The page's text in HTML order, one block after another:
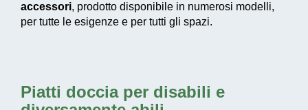
accessori, prodotto disponibile in numerosi modelli,
per tutte le esigenze e per tutti gli spazi.
Piatti doccia per disabili e